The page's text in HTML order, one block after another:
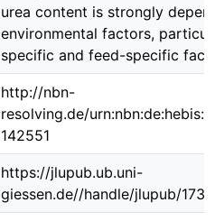
urea content is strongly
environmental factors,
specific and feed-specific
http://nbn-
resolving.de/
142551
https://jlupub.ub.uni-
giessen.de//handle/jlupub/